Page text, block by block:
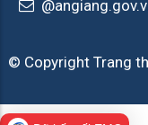
© Copyright Trang